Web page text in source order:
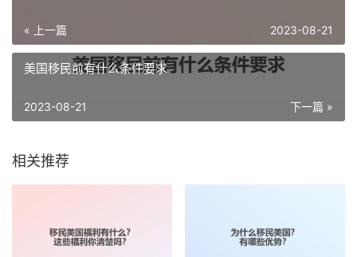
« 上一篇 2023-08-21
美国移民前有什么条件要求
下一篇 »
2023-08-21
相关推荐